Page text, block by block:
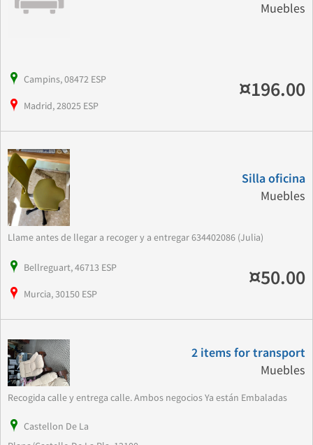
Muebles
Campins, 08472 ESP
Madrid, 28025 ESP
¤196.00
Silla oficina
Muebles
Llame antes de llegar a recoger y a entregar 634402086 (Julia)
Bellreguart, 46713 ESP
Murcia, 30150 ESP
¤50.00
2 items for transport
Muebles
Recogida calle y entrega calle. Ambos negocios Ya están Embaladas
Castellon De La